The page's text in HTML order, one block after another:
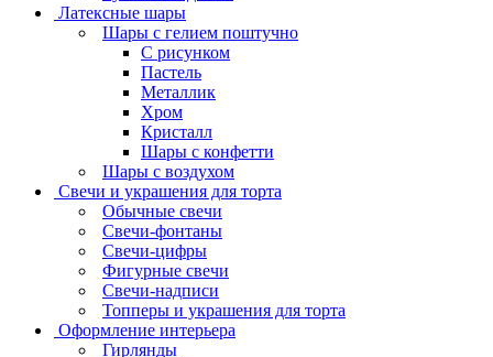
Латексные шары
Шары с гелием поштучно
С рисунком
Пастель
Металлик
Хром
Кристалл
Шары с конфетти
Шары с воздухом
Свечи и украшения для торта
Обычные свечи
Свечи-фонтаны
Свечи-цифры
Фигурные свечи
Свечи-надписи
Топперы и украшения для торта
Оформление интерьера
Гирлянды